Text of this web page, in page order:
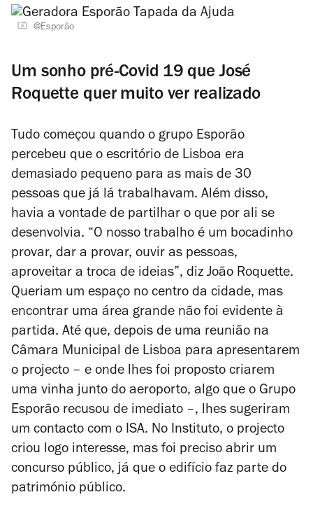
@Esporão
Um sonho pré-Covid 19 que José
Roquette quer muito ver realizado
Tudo começou quando o grupo Esporão
percebeu que o escritório de Lisboa era
demasiado pequeno para as mais de 30
pessoas que já lá trabalhavam. Além disso,
havia a vontade de partilhar o que por ali se
desenvolvia. “O nosso trabalho é um bocadinho
provar, dar a provar, ouvir as pessoas,
aproveitar a troca de ideias”, diz João Roquette.
Queriam um espaço no centro da cidade, mas
encontrar uma área grande não foi evidente à
partida. Até que, depois de uma reunião na
Câmara Municipal de Lisboa para apresentarem
o projecto – e onde lhes foi proposto criarem
uma vinha junto do aeroporto, algo que o Grupo
Esporão recusou de imediato –, lhes sugeriram
um contacto com o ISA. No Instituto, o projecto
criou logo interesse, mas foi preciso abrir um
concurso público, já que o edifício faz parte do
património público.